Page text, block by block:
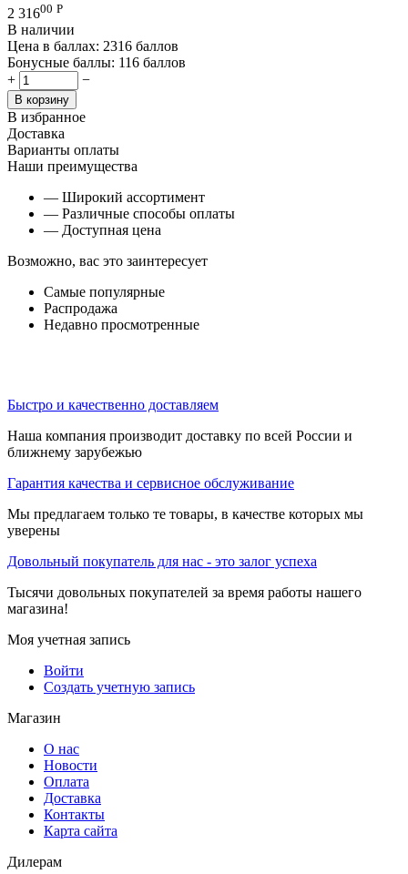
2 31600 Р
В наличии
Цена в баллах: 2316 баллов
Бонусные баллы: 116 баллов
+
−
В корзину
В избранное
Доставка
Варианты оплаты
Наши преимущества
— Широкий ассортимент
— Различные способы оплаты
— Доступная цена
Возможно, вас это заинтересует
Самые популярные
Распродажа
Недавно просмотренные
Быстро и качественно доставляем
Наша компания производит доставку по всей России и
ближнему зарубежью
Гарантия качества и сервисное обслуживание
Мы предлагаем только те товары, в качестве которых мы
уверены
Довольный покупатель для нас - это залог успеха
Тысячи довольных покупателей за время работы нашего
магазина!
Моя учетная запись
Войти
Создать учетную запись
Магазин
О нас
Новости
Оплата
Доставка
Контакты
Карта сайта
Дилерам